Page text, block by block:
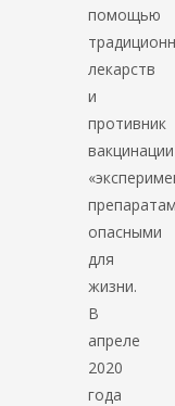
помощью
лекарств
и
противник
вакцинации
опасными
для
жизни.
В
апреле
2020
года